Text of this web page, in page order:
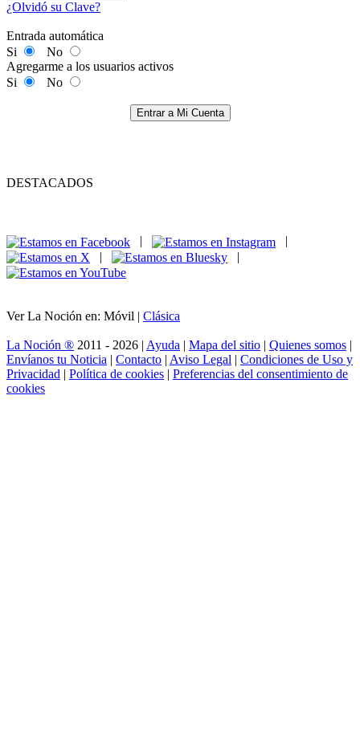
¿Olvidó su Clave?
Entrada automática
Si
No
Agregarme a los usuarios activos
Si
No
Entrar a Mi Cuenta
DESTACADOS
|
|
Ver La Noción en: Móvil | Clásica
La Noción ® 2011 - 2026 | Ayuda | Mapa del sitio | Quienes somos |
Envíanos tu Noticia | Contacto | Aviso Legal | Condiciones de Uso y
Privacidad | Política de cookies | Preferencias del consentimiento de
cookies